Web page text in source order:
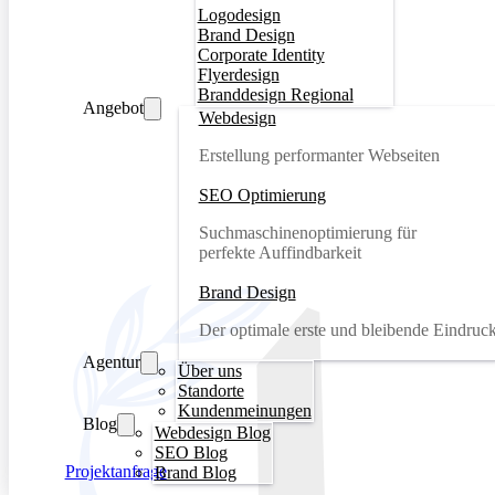
Logodesign
Brand Design
Corporate Identity
Flyerdesign
Branddesign Regional
Angebot
Webdesign
Erstellung performanter Webseiten
SEO Optimierung
Suchmaschinenoptimierung für
perfekte Auffindbarkeit
Brand Design
Der optimale erste und bleibende
Agentur
Über uns
Standorte
Kundenmeinungen
Blog
Webdesign Blog
SEO Blog
Brand Blog
Projektanfrage